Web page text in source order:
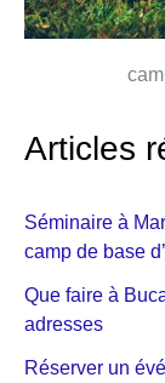
Articles
Séminaire à
camp de base
Que faire à
adresses
Réserver un